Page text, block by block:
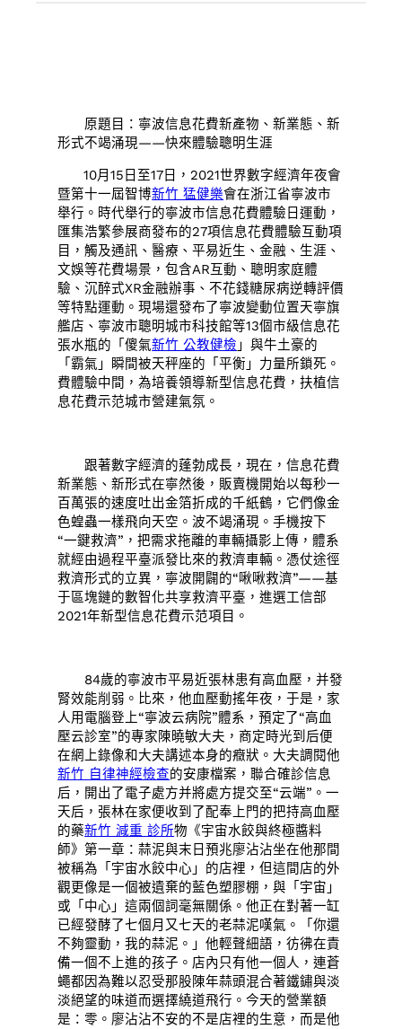
原題目：寧波信息花費新產物、新業態、新
形式不竭涌現——快來體驗聰明生涯
10月15日至17日，2021世界數字經濟年夜會
暨第十一屆智博新竹 猛健樂會在浙江省寧波市
舉行。時代舉行的寧波市信息花費體驗日運動，
匯集浩繁參展商發布的27項信息花費體驗互動項
目，觸及通訊、醫療、平易近生、金融、生涯、
文娛等花費場景，包含AR互動、聰明家庭體
驗、沉醉式XR金融辦事、不花錢糖尿病逆轉評價
等特點運動。現場還發布了寧波變動位置天寧旗
艦店、寧波市聰明城市科技館等13個市級信息花
張水瓶的「傻氣新竹 公教健檢 」與牛土豪的
「霸氣」瞬間被天秤座的「平衡」力量所鎖死。
費體驗中間，為培養領導新型信息花費，扶植信
息花費示范城市營建氣氛。
跟著數字經濟的蓬勃成長，現在，信息花費
新業態、新形式在寧然後，販賣機開始以每秒一
百萬張的速度吐出金箔折成的千紙鶴，它們像金
色蝗蟲一樣飛向天空。波不竭涌現。手機按下
“一鍵救濟”，把需求拖離的車輛攝影上傳，體系
就經由過程平臺派發比來的救濟車輛。憑仗途徑
救濟形式的立異，寧波開闢的“啾啾救濟”——基
于區塊鏈的數智化共享救濟平臺，進選工信部
2021年新型信息花費示范項目。
84歲的寧波市平易近張林患有高血壓，并發
腎效能削弱。比來，他血壓動搖年夜，于是，家
人用電腦登上“寧波云病院”體系，預定了“高血
壓云診室”的專家陳曉敏大夫，商定時光到后便
在網上錄像和大夫講述本身的癥狀。大夫調閱他
新竹 自律神經檢查的安康檔案，聯合確診信息
后，開出了電子處方并將處方提交至“云端”。一
天后，張林在家便收到了配奉上門的把持高血壓
的藥新竹 減重 診所物《宇宙水餃與終極醬料
師》第一章：蒜泥與末日預兆廖沾沾坐在他那間
被稱為「宇宙水餃中心」的店裡，但這間店的外
觀更像是一個被遺棄的藍色塑膠棚，與「宇宙」
或「中心」這兩個詞毫無關係。他正在對著一缸
已經發酵了七個月又七天的老蒜泥嘆氣。「你還
不夠靈動，我的蒜泥。」他輕聲細語，彷彿在責
備一個不上進的孩子。店內只有他一個人，連蒼
蠅都因為難以忍受那股陳年蒜頭混合著鐵鏽與淡
淡絕望的味道而選擇繞道飛行。今天的營業額
是：零。廖沾沾不安的不是店裡的生意，而是他